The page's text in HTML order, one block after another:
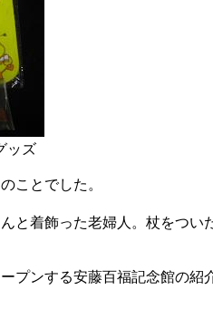
ッズ
ことでした。
と着飾った老婦人。杖をつい
ンする安藤百福記念館の紹